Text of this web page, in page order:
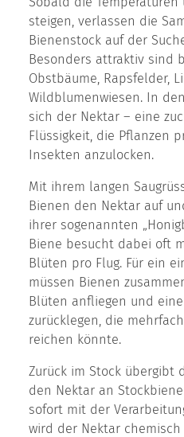
steigen, verlassen die
Bienenstock auf der
Besonders attraktiv sind
Obstbäume, Rapsfelder,
Wildblumenwiesen. In
sich der Nektar – eine
Flüssigkeit, die Pflanzen
Insekten anzulocken.
Mit ihrem langen
Bienen den Nektar auf
ihrer sogenannten
Biene besucht dabei oft
Blüten pro Flug. Für ein
müssen Bienen
Blüten anfliegen und
zurücklegen, die
reichen könnte.
Zurück im Stock übergibt
den Nektar an
sofort mit der
wird der Nektar chemisch